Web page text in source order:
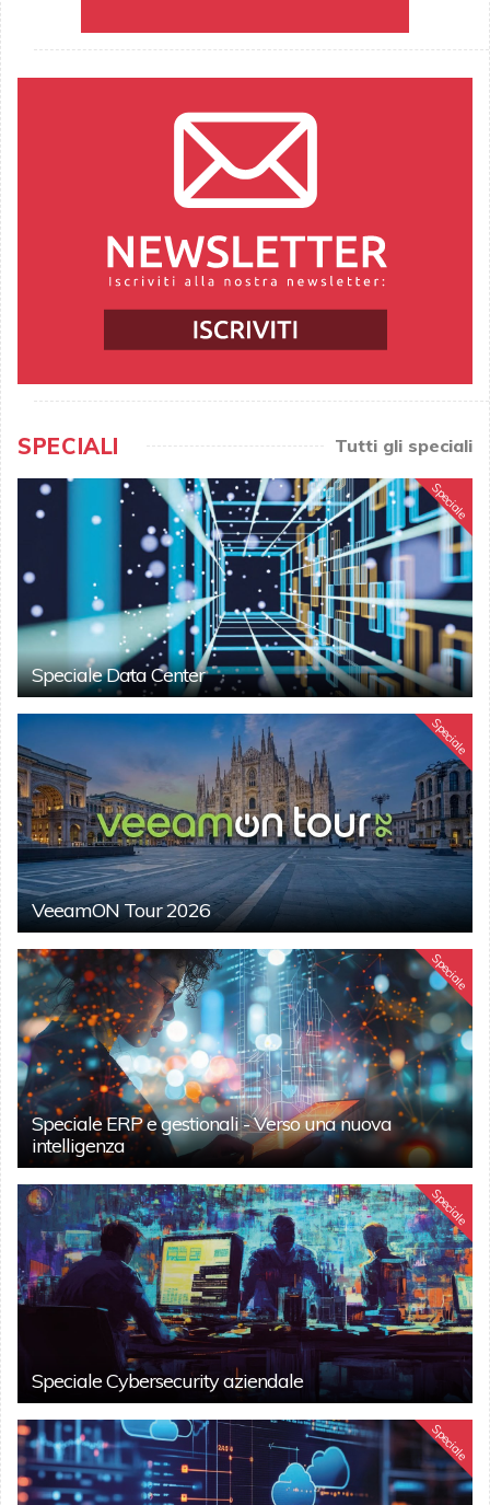
SPECIALI Tutti gli speciali
Speciale
Speciale Data Center
Speciale
VeeamON Tour 2026
Speciale
Speciale ERP e gestionali - Verso una nuova
intelligenza
Speciale
Speciale Cybersecurity aziendale
Speciale